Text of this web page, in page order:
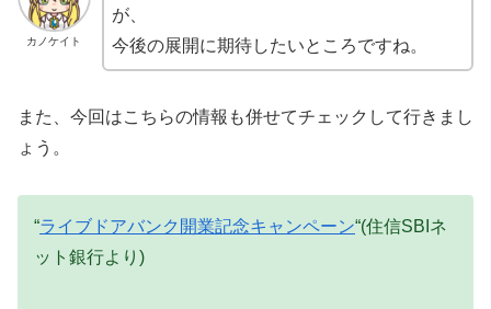
カノケイト
が、
今後の展開に期待したいところですね。
また、今回はこちらの情報も併せてチェックして行きまし
ょう。
“ライブドアバンク開業記念キャンペーン“(住信SBIネ
ット銀行より)